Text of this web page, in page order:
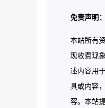
免责声明：
本站所有
现收费现
述内容用
具或内容
容。本站